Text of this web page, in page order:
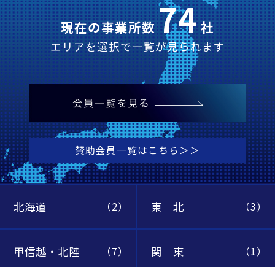
現在の事業所数74社
エリアを選択で一覧が見られます
賛助会員一覧はこちら＞＞
北海道 （2） 東 北 （3）
甲信越・北陸 （7） 関 東 （1）